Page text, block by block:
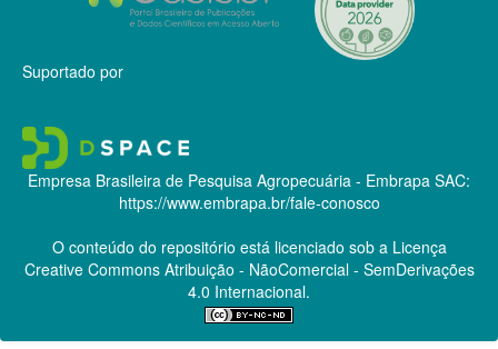
Suportado por
Empresa Brasileira de Pesquisa Agropecuária - Embrapa SAC:
https://www.embrapa.br/fale-conosco
O conteúdo do repositório está licenciado sob a Licença
Creative CommonsAtribuição - NãoComercial - SemDerivações
4.0 Internacional.